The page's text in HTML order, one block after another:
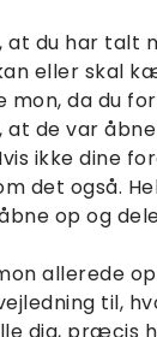
du har talt
eller skal
da du
de var
ikke dine
det også.
op og
allerede
til,